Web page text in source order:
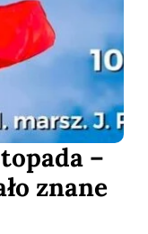
–
znane